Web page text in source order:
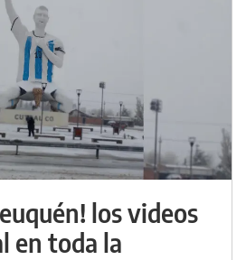
los videos
en toda la